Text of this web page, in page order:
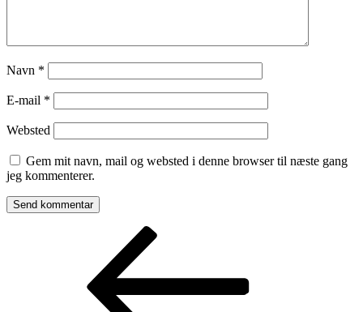
Navn *
E-mail *
Websted
Gem mit navn, mail og websted i denne browser til næste gang
jeg kommenterer.
Indlægsnavigation